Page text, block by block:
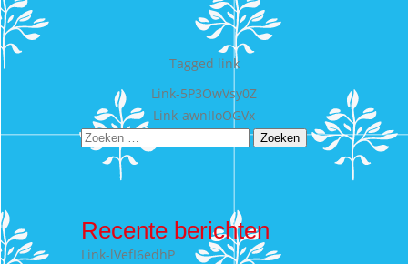
Tagged link
Bericht
navigatie
Link-5P3OwVsy0Z
Link-awnIIoOGVx
Zoeken
naar:
Recente berichten
Link-lVefI6edhP